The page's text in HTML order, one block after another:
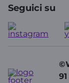
Seguici su